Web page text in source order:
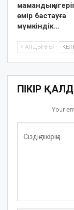
мамандық
өмір бастауға
мүмкіндік…
АЛДЫҢҒЫ
ПІКІР
Your